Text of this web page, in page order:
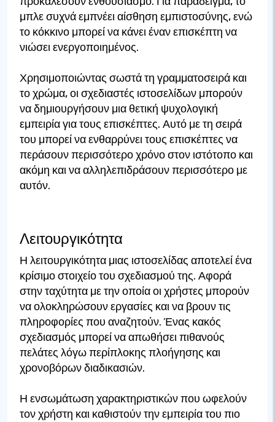
μπλε συχνά εμπνέει αίσθηση εμπιστοσύνης, ενώ
το κόκκινο μπορεί να κάνει έναν επισκέπτη να
νιώσει ενεργοποιημένος.
Χρησιμοποιώντας σωστά τη γραμματοσειρά και
το χρώμα, οι σχεδιαστές ιστοσελίδων μπορούν
να δημιουργήσουν μια θετική ψυχολογική
εμπειρία για τους επισκέπτες. Αυτό με τη σειρά
του μπορεί να ενθαρρύνει τους επισκέπτες να
περάσουν περισσότερο χρόνο στον ιστότοπο και
ακόμη και να αλληλεπιδράσουν περισσότερο με
αυτόν.
Λειτουργικότητα
Η λειτουργικότητα μιας ιστοσελίδας αποτελεί ένα
κρίσιμο στοιχείο του σχεδιασμού της. Αφορά
στην ταχύτητα με την οποία οι χρήστες μπορούν
να ολοκληρώσουν εργασίες και να βρουν τις
πληροφορίες που αναζητούν. Ένας κακός
σχεδιασμός μπορεί να απωθήσει πιθανούς
πελάτες λόγω περίπλοκης πλοήγησης και
χρονοβόρων διαδικασιών.
Η ενσωμάτωση χαρακτηριστικών που ωφελούν
τον χρήστη και καθιστούν την εμπειρία του πιο